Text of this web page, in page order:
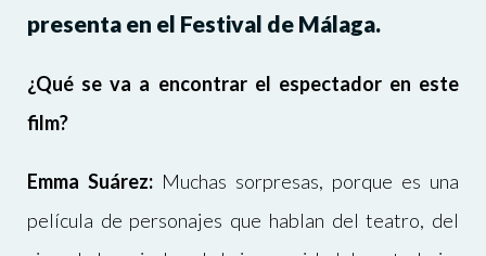
presenta en el Festival de Málaga.
¿Qué se va a encontrar el espectador en este
film?
Emma Suárez: Muchas sorpresas, porque es una
película de personajes que hablan del teatro, del